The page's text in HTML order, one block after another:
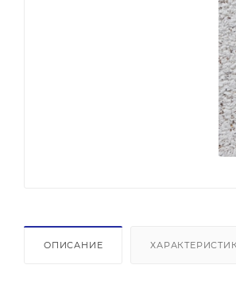
ОПИСАНИЕ